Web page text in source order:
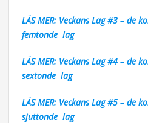
LÄS MER: Veckans Lag #3 – de
femtonde lag
LÄS MER: Veckans Lag #4 – de
sextonde lag
LÄS MER: Veckans Lag #5 – de
sjuttonde lag